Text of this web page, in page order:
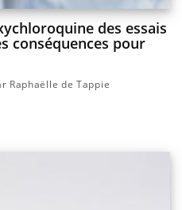
des essais
conséquences pour
Raphaëlle de Tappie